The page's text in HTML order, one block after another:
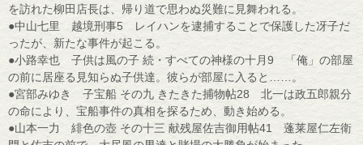
を訪れた柳田店長は、帰り道で思わぬ災難に見舞われる。
●中山七里 越境刑事5 レイハンを逮捕することで保護した冴子だ
ったが、新たな事件が起こる。
●小路幸也 子供は風の子 続・すべての神様の十月9 「俺」の部屋
の前に居座る見知らぬ子供達。彼らが部屋に入ると……。
●宮部みゆき 子宝船 その九 きたきた捕物帖28 北一は政五郎親分
の命により、宝船事件の真相を探るため、動き始める。
●山本一力 緋色の壺 その十三 献残屋佐吉御用帖41 蓬莱屋仁左衛